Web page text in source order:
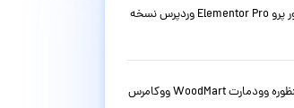
افزونه صفحه ساز المنتور پرو Elementor Pro وردپرس نسخه
قالب فروشگاهی چندمنظوره وودمارت WoodMart ووکامرس